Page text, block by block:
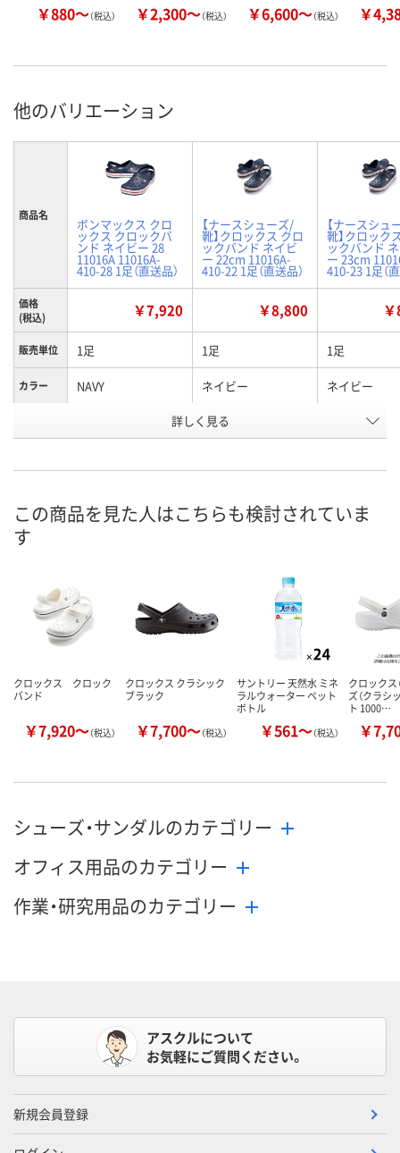
￥880～（税込） ￥2,300～（税込） ￥6,600～（税込） ￥
他のバリエーション
商品名
ボンマックス クロ
ックス クロックバ
ンド ネイビー 28
11016A 11016A-
410-28 1足（直送品）
【ナースシューズ/
靴】クロックス クロ
ックバンド ネイビ
ー 22cm 11016A-
410-22 1足（直送品）
【ナースシュ
靴】クロック
ックバンド
ー 23cm
410-23 1足（
価格
(税込)
￥7,920 ￥8,800
販売単位 1足 1足 1足
カラー NAVY ネイビー ネイビー
M4/W6（実寸 21.5～
22.5cm）
M5/W7（実寸
23.5cm）
お申込番
在庫 直送品 直送品 直送品
販売停止中です
メーカー都合により
販売停止中です
販売停止中
詳しく見る
この商品を見た人はこちらも検討されていま
す
クロックス クロック
バンド
￥7,920～（税込）
クロックス クラシック
ブラック
￥7,700～（税込）
サントリー 天然水 ミネ
ラルウォーター ペット
ボトル
￥561～（税込）
クロックス
ズ（クラシ
ト 1000…
￥
シューズ・サンダルのカテゴリー
オフィス用品のカテゴリー
作業・研究用品のカテゴリー
アスクルについて
お気軽にご質問ください。
新規会員登録